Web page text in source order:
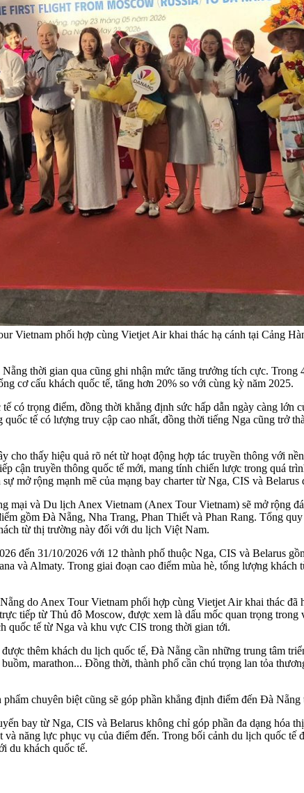
Vietnam phối hợp cùng Vietjet Air khai thác hạ cánh tại Cảng
thời gian qua cũng ghi nhận mức tăng trưởng tích cực.
cơ cấu khách quốc tế, tăng hơn 20% so với cùng kỳ năm 2025.
có trọng điểm, đồng thời khẳng định sức hấp dẫn ngày càng
tế có lượng truy cập cao nhất, đồng thời tiếng Nga cũng trở
thấy hiệu quả rõ nét từ hoạt động hợp tác truyền thông với
cận truyền thông quốc tế mới, mang tính chiến lược trong quá
mở rộng mạnh mẽ của mạng bay charter từ Nga, CIS và Belarus
và Du lịch Anex Vietnam (Anex Tour Vietnam) sẽ mở rộng
gồm Đà Nẵng, Nha Trang, Phan Thiết và Phan Rang. Tổng
từ thị trường này đối với du lịch Việt Nam.
đến 31/10/2026 với 12 thành phố thuộc Nga, CIS và Belarus
và Almaty. Trong giai đoạn cao điểm mùa hè, tổng lượng
do Anex Tour Vietnam phối hợp cùng Vietjet Air khai thác đã
tiếp từ Thủ đô Moscow, được xem là dấu mốc quan trọng
quốc tế từ Nga và khu vực CIS trong thời gian tới.
thêm khách du lịch quốc tế, Đà Nẵng cần những trung tâm
marathon... Đồng thời, thành phố cần chú trọng lan tỏa
chuyên biệt cũng sẽ góp phần khẳng định điểm đến Đà
bay từ Nga, CIS và Belarus không chỉ góp phần đa dạng hóa
năng lực phục vụ của điểm đến. Trong bối cảnh du lịch quốc
du khách quốc tế.